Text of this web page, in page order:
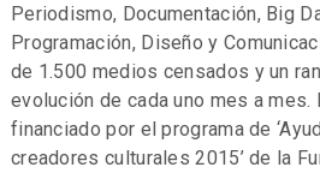
Periodismo, Documentación, Big
Programación, Diseño y
de 1.500 medios censados y un
evolución de cada uno mes a mes.
financiado por el programa de
creadores culturales 2015’ de la